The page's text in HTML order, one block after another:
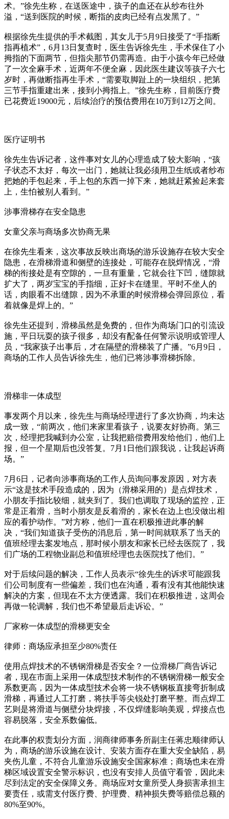
术。”徐先生称，在送医途中，孩子的血还在从纱布往外
溢，“送到医院的时候，断指的皮肉已经有点发黑了。”
根据徐先生提供的手术截图，其女儿于5月9日接受了“手指断
指再植术”，6月13日复查时，医生告诉徐先生，手术保住了小
拇指的下面两节，但指尖那节仍需再造。由于小孩今年已经做
了一次全麻手术，近两年不便全麻，因此医生建议等孩子六七
岁时，再做断指再生手术，“需要取脚趾上的一块组织，把第
三节手指重建出来，接到小拇指上。”徐先生称，目前医疗费
已花费近19000元，后续治疗的预估费用在10万到12万之间。
医疗证明书
徐先生告诉记者，这件事对女儿的心理造成了较大影响，“孩
子状态不太好，每次一出门，她就让我必须用卫生纸或者纱布
把她的手包起来，手上包的东西一掉下来，她就赶紧捡起来套
上，生怕被别人看到。”
涉事滑梯存在安全隐患
女童父亲与商场多次协商无果
在徐先生看来，这次事故反映出商场的游乐设施存在较大安全
隐患，在滑梯滑道和侧壁的连接处，可能存在脱焊情况，“滑
梯的衔接处是有空隙的，一旦有重量，它就会往下凹，缝隙就
扩大了，两岁宝宝的手指细，正好卡在缝里。平时不坐人的
话，肉眼看不出缝隙，因为不承重的时候滑梯会弹回原位，看
着就像是焊上的。”
徐先生还提到，滑梯虽然是免费的，但作为商场门口的引流设
施，平日玩耍的孩子很多，却没有配备任何警示说明或管理人
员，“我家孩子出事后，才在隔壁的滑梯装了广播。”6月9日，
商场的工作人员告诉徐先生，他们已将涉事滑梯拆除。
滑梯非一体成型
事发两个月以来，徐先生与商场经理进行了多次协商，均未达
成一致，“前两次，他们来家里看孩子，说要友好协商。第三
次，经理把我喊到办公室，让我把赔偿费用发给他们，他们上
报，但一个星期后也没答复。7月1日他们跟我说，让我起诉商
场。”
7月6日，记者向涉事商场的工作人员询问事发原因，对方表
示“这是技术手段造成的，因为（滑梯采用的）是点焊技术，
小朋友手指比较细，就夹到了。我们也调取了现场的监控，正
常是正着滑，当时小朋友是反着滑的，家长在边上也没做出相
应的看护动作。”对方称，他们一直在积极推进此事的解
决，“我们知道孩子受伤的消息后，第一时间就联系了当天的
值班经理去案发地点，那时候小朋友和家长已经去医院了，我
们广场的工程物业副总和值班经理也去医院找了他们。”
对于后续问题的解决，工作人员表示“徐先生的诉求可能跟我
们公司制度有一些偏差，我们也在沟通，看有没有其他能快速
解决的方案，但现在不太方便透露。我们在积极推进，这周会
再做一轮调解，我们也不希望最后走诉讼。”
厂家称一体成型的滑梯更安全
律师：商场应承担至少80%责任
使用点焊技术的不锈钢滑梯是否安全？一位滑梯厂商告诉记
者，现在市面上采用一体成型技术制作的不锈钢滑梯一般安全
系数更高，因为一体成型技术会将一块不锈钢板直接弯折制成
滑梯，再通过人工打磨，将扶手等尖锐处打磨平整。而点焊工
艺则是将滑道与侧壁分块焊接，不仅焊缝影响美观，焊接点也
容易脱落，安全系数偏低。
在此事的权责划分方面，润商律师事务所副主任蒋忠顺律师认
为，商场的游乐设施在设计、安装方面存在重大安全缺陷，易
夹伤儿童，不符合儿童游乐设施安全国家标准；商场也未在滑
梯区域设置安全警示标识，也没有安排人员值守看管，因此未
尽到法定的安全保障义务。商场应对女童所受人身损害承担主
要责任，或需支付医疗费、护理费、精神损失费等赔偿总额的
80%至90%。